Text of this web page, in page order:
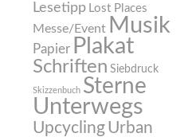
Lesetipp Lost Places
Messe/Event Musik
Papier Plakat
Schriften Siebdruck
Skizzenbuch Sterne
Unterwegs
Upcycling Urban